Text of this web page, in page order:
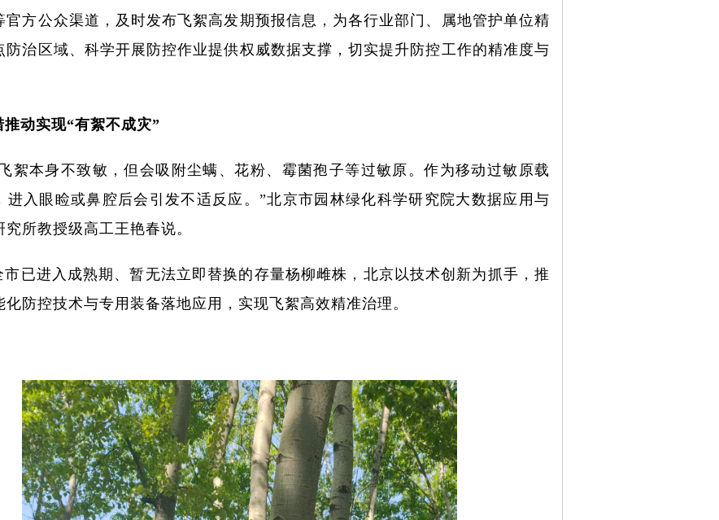
官方公众渠道，及时发布飞絮高发期预报信息，为各行业部门、属地管护单位精
防治区域、科学开展防控作业提供权威数据支撑，切实提升防控工作的精准度与
推动实现“有絮不成灾”
絮本身不致敏，但会吸附尘螨、花粉、霉菌孢子等过敏原。作为移动过敏原载
进入眼睑或鼻腔后会引发不适反应。”北京市园林绿化科学研究院大数据应用与
究所教授级高工王艳春说。
市已进入成熟期、暂无法立即替换的存量杨柳雌株，北京以技术创新为抓手，推
化防控技术与专用装备落地应用，实现飞絮高效精准治理。